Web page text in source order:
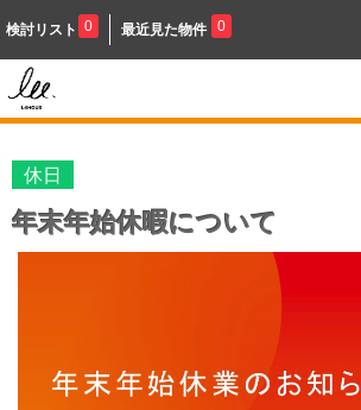
検討リスト 0 最近見た物件 0
休日
年末年始休暇について